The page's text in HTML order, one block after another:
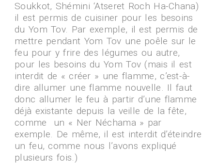
Soukkot, Shémini ‘Atseret Roch Ha-Chana)
il est permis de cuisiner pour les besoins
du Yom Tov. Par exemple, il est permis de
mettre pendant Yom Tov une poêle sur le
feu pour y frire des légumes ou autre,
pour les besoins du Yom Tov (mais il est
interdit de « créer » une flamme, c’est-à-
dire allumer une flamme nouvelle. Il faut
donc allumer le feu à partir d’une flamme
déjà existante depuis la veille de la fête,
comme un « Ner Néchama » par
exemple. De même, il est interdit d’éteindre
un feu, comme nous l’avons expliqué
plusieurs fois.)